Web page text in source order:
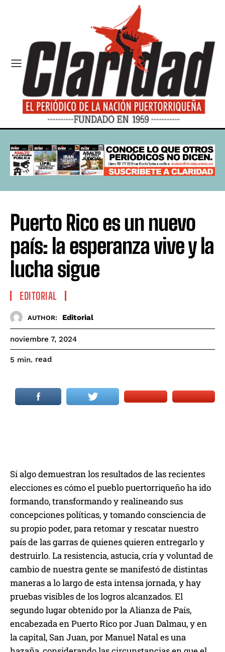
Puerto Rico es un nuevo
país: la esperanza vive y la
lucha sigue
EDITORIAL
AUTHOR: Editorial
noviembre 7, 2024
5 min. read
Si algo demuestran los resultados de las recientes
elecciones es cómo el pueblo puertorriqueño ha ido
formando, transformando y realineando sus
concepciones políticas, y tomando consciencia de
su propio poder, para retomar y rescatar nuestro
país de las garras de quienes quieren entregarlo y
destruirlo. La resistencia, astucia, cría y voluntad de
cambio de nuestra gente se manifestó de distintas
maneras a lo largo de esta intensa jornada, y hay
pruebas visibles de los logros alcanzados. El
segundo lugar obtenido por la Alianza de País,
encabezada en Puerto Rico por Juan Dalmau, y en
la capital, San Juan, por Manuel Natal es una